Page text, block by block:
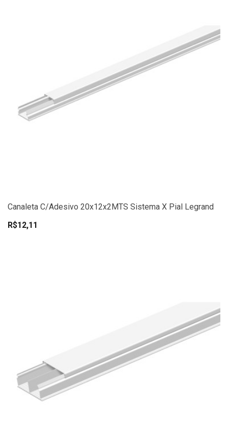
Canaleta C/Adesivo 20x12x2MTS Sistema X Pial Legrand
R$12,11